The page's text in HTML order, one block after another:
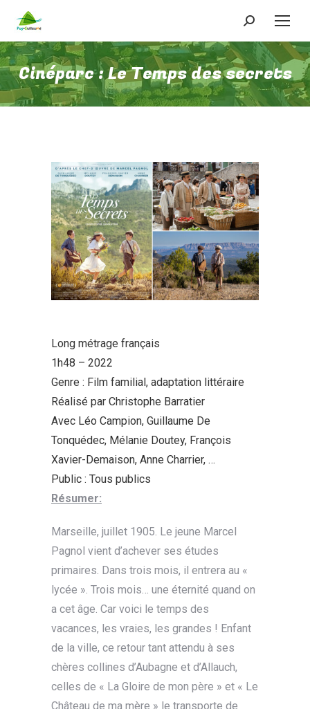
Recherche
:
Cinéparc : Le Temps des secrets
Long métrage français
1h48 – 2022
Genre : Film familial, adaptation littéraire
Réalisé par Christophe Barratier
Avec Léo Campion, Guillaume De
Tonquédec, Mélanie Doutey, François
Xavier-Demaison, Anne Charrier, …
Public : Tous publics
Résumer:
Marseille, juillet 1905. Le jeune Marcel
Pagnol vient d’achever ses études
primaires. Dans trois mois, il entrera au «
lycée ». Trois mois… une éternité quand on
a cet âge. Car voici le temps des
vacances, les vraies, les grandes ! Enfant
de la ville, ce retour tant attendu à ses
chères collines d’Aubagne et d’Allauch,
celles de « La Gloire de mon père » et « Le
Château de ma mère » le transporte de